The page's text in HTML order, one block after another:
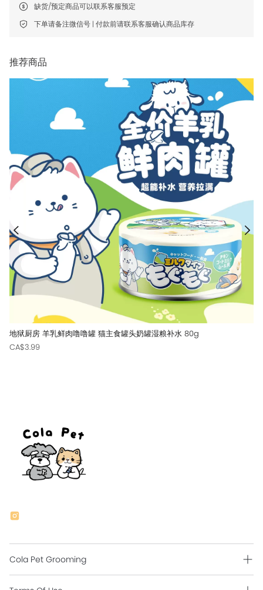
缺货/预定商品可以联系客服预定
下单请备注微信号 | 付款前请联系客服确认商品库存
推荐商品
地狱厨房 羊乳鲜肉噜噜罐 猫主食罐头奶罐湿粮补水 80g
CA$3.99
Cola Pet Grooming
Grooming Intro